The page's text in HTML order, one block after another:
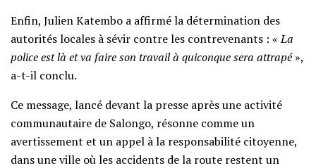
Enfin, Julien Katembo a affirmé la détermination des
autorités locales à sévir contre les contrevenants : «La
police est là et va faire son travail à quiconque sera attrapé»,
a-t-il conclu.
Ce message, lancé devant la presse après une activité
communautaire de Salongo, résonne comme un
avertissement et un appel à la responsabilité citoyenne,
dans une ville où les accidents de la route restent un